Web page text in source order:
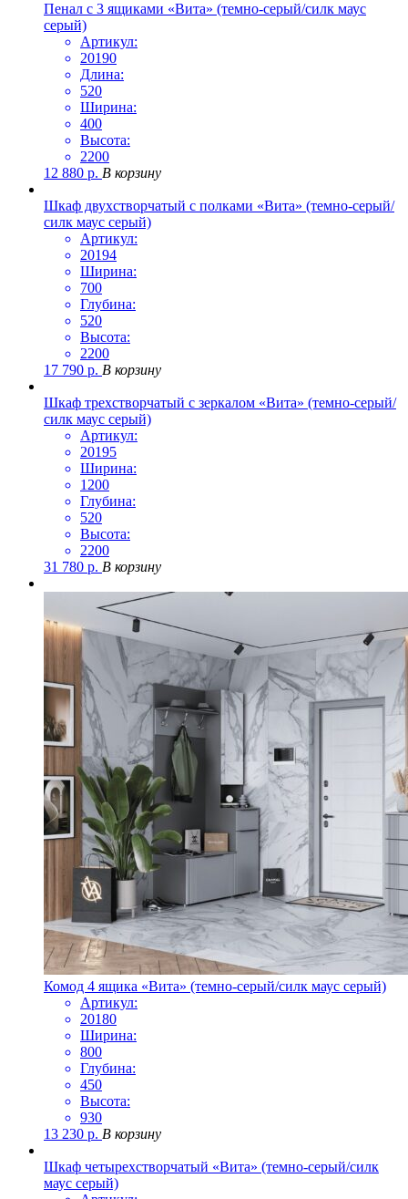
Пенал с 3 ящиками «Вита» (темно-серый/силк маус
серый)
Артикул:
20190
Длина:
520
Ширина:
400
Высота:
2200
12 880 р. В корзину
Шкаф двухстворчатый с полками «Вита» (темно-серый/
силк маус серый)
Артикул:
20194
Ширина:
700
Глубина:
520
Высота:
2200
17 790 р. В корзину
Шкаф трехстворчатый с зеркалом «Вита» (темно-серый/
силк маус серый)
Артикул:
20195
Ширина:
1200
Глубина:
520
Высота:
2200
31 780 р. В корзину
Комод 4 ящика «Вита» (темно-серый/силк маус серый)
Артикул:
20180
Ширина:
800
Глубина:
450
Высота:
930
13 230 р. В корзину
Шкаф четырехстворчатый «Вита» (темно-серый/силк
маус серый)